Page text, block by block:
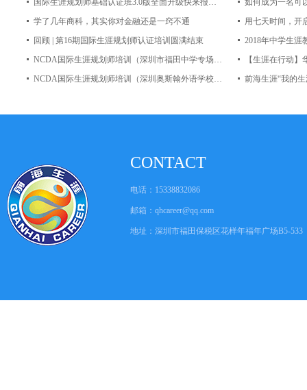
国际生涯规划师基础认证班3.0版全面升级快来报名吧~
如何成为一名可
学了几年商科，其实你对金融还是一窍不通
用七天时间，开
回顾 | 第16期国际生涯规划师认证培训圆满结束
NCDA国际生涯规划师培训（深圳市福田中学专场）圆满结束
【生涯在行动
NCDA国际生涯规划师培训（深圳奥斯翰外语学校专场）圆满结束
CONTACT
电话：15338832086
邮箱： qhcareer@qq.com
地址：深圳市福田保税区花样年福年广场B5-533